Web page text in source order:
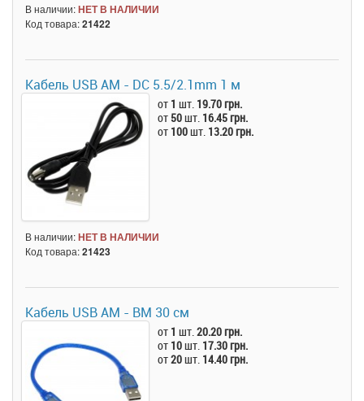
В наличии:НЕТ В НАЛИЧИИ
Код товара:21422
Кабель USB AM - DC 5.5/2.1mm 1 м
от 1 шт. 19.70 грн.
от 50шт. 16.45 грн.
от 100шт. 13.20 грн.
В наличии:НЕТ В НАЛИЧИИ
Код товара:21423
Кабель USB AM - BM 30 см
от 1 шт.20.20 грн.
от 10шт. 17.30 грн.
от20шт. 14.40 грн.